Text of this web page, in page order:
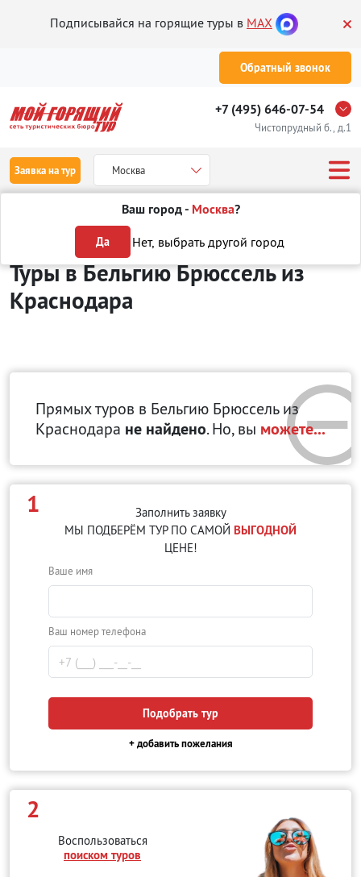
Подписывайся на горящие туры в MAX
Обратный звонок
+7 (495) 646-07-54
Чистопрудный б., д.1
Заявка на тур Москва
Ваш город - Москва?
Да Нет, выбрать другой город
Отдых Бельгия Брюссель
Туры в Бельгию Брюссельиз
Краснодара
Прямых туров в Бельгию Брюссель из
Краснодара не найдено. Но, вы можете...
1
Заполнить заявку
МЫ ПОДБЕРЁМ ТУР ПО САМОЙ ВЫГОДНОЙ
ЦЕНЕ!
Ваше имя
Ваш номер телефона
Подобрать тур
+ добавить пожелания
2
Воспользоваться
поиском туров